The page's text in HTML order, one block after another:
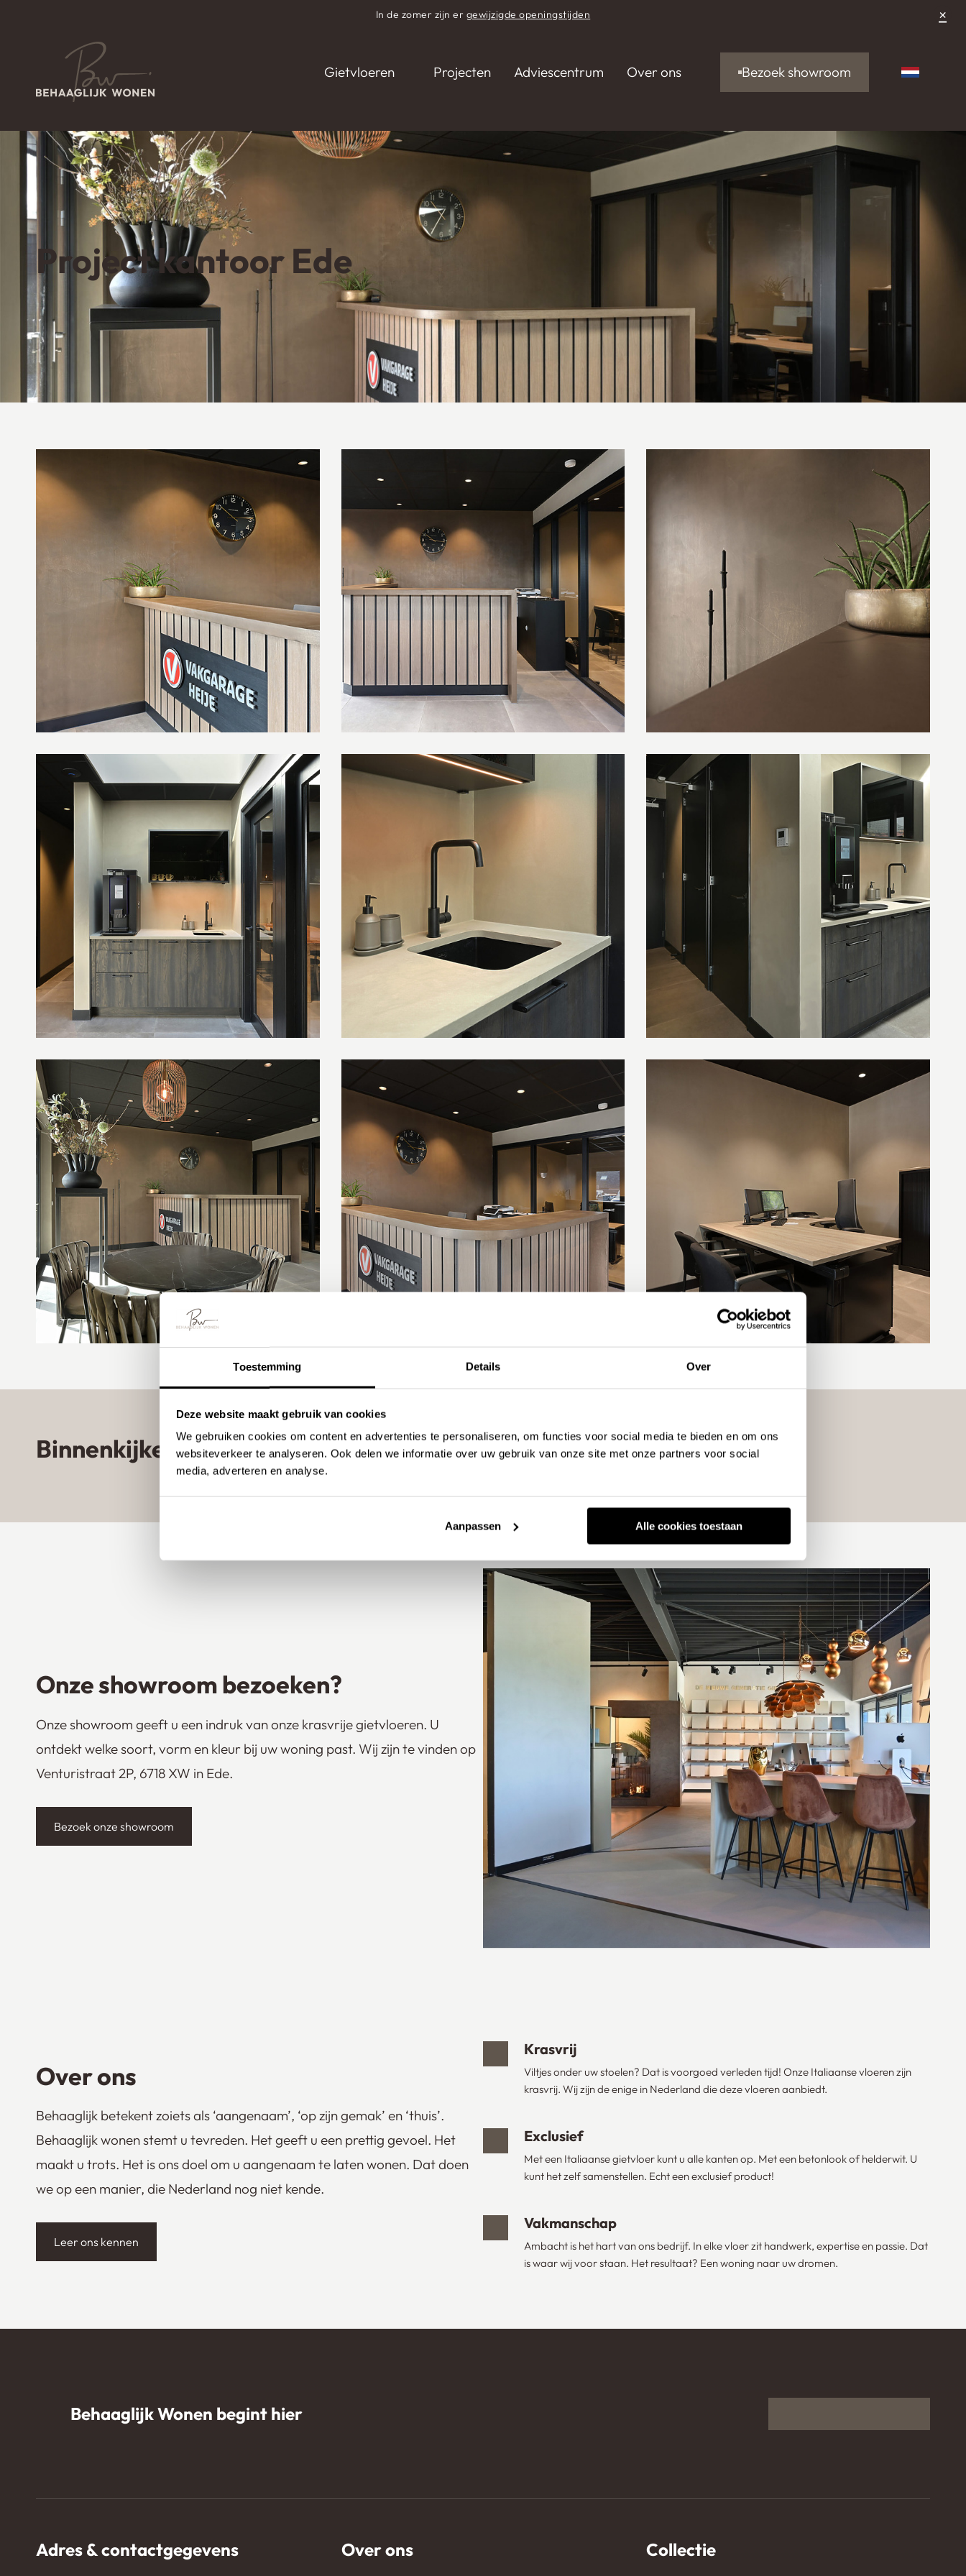
Toestemming Details Over
Deze website maakt gebruik van cookies
We gebruiken cookies om content en advertenties te personaliseren, om functies voor social media te bieden en om ons
websiteverkeer te analyseren. Ook delen we informatie over uw gebruik van onze site met onze partners voor social
media, adverteren en analyse.
Aanpassen Alle cookies toestaan
×
In de zomer zijn er gewijzigde openingstijden
Gietvloeren Projecten Adviescentrum Over ons
Bezoek showroom
Project kantoor Ede
Binnenkijken bij onze klanten
woning van influencer
Emmeloord
Gietvloer in appartement
Kijkduin
Onze showroom bezoeken?
Onze showroom geeft u een indruk van onze krasvrije gietvloeren. U
ontdekt welke soort, vorm en kleur bij uw woning past. Wij zijn te vinden op
Venturistraat 2P, 6718 XW in Ede.
Bezoek onze showroom
Over ons
Behaaglijk betekent zoiets als ‘aangenaam’, ‘op zijn gemak’ en ‘thuis’.
Behaaglijk wonen stemt u tevreden. Het geeft u een prettig gevoel. Het
maakt u trots. Het is ons doel om u aangenaam te laten wonen. Dat doen
we op een manier, die Nederland nog niet kende.
Leer ons kennen
Krasvrij
Viltjes onder uw stoelen? Dat is voorgoed verleden tijd! Onze Italiaanse vloeren zijn
krasvrij. Wij zijn de enige in Nederland die deze vloeren aanbiedt.
Exclusief
Met een Italiaanse gietvloer kunt u alle kanten op. Met een betonlook of helderwit. U
kunt het zelf samenstellen. Echt een exclusief product!
Vakmanschap
Ambacht is het hart van ons bedrijf. In elke vloer zit handwerk, expertise en passie. Dat
is waar wij voor staan. Het resultaat? Een woning naar uw dromen.
Behaaglijk Wonen begint hier
Adres & contactgegevens Over ons Collectie